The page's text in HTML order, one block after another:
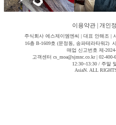
이용약관 개인
주식회사 에스제이엠엔씨 | 대표 안해조 |
16층 B-1609호 (문정동, 송파테라타워2)
매업 신고번호 제-
고객센터 cs_moa@sjmnc.co.kr | 02-
12:30~13:30 / 주말
AsiaN. ALL